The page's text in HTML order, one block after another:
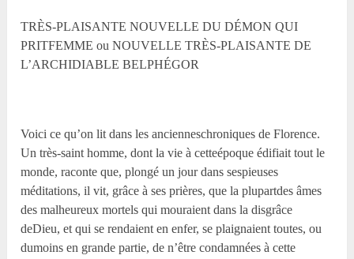
TRÈS-PLAISANTE NOUVELLE DU DÉMON QUI
PRITFEMME ou NOUVELLE TRÈS-PLAISANTE DE
L’ARCHIDIABLE BELPHÉGOR
Voici ce qu’on lit dans les ancienneschroniques de Florence.
Un très-saint homme, dont la vie à cetteépoque édifiait tout le
monde, raconte que, plongé un jour dans sespieuses
méditations, il vit, grâce à ses prières, que la plupartdes âmes
des malheureux mortels qui mouraient dans la disgrâce
deDieu, et qui se rendaient en enfer, se plaignaient toutes, ou
dumoins en grande partie, de n’être condamnées à cette